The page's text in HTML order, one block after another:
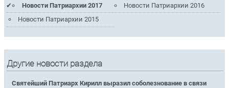
Новости Патриархии 2017
Новости Патриархии 2016
Новости Патриархии 2015
Другие новости раздела
Святейший Патриарх Кирилл выразил соболезнование в связи